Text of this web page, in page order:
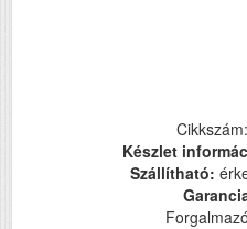
Készlet
Szállítható: